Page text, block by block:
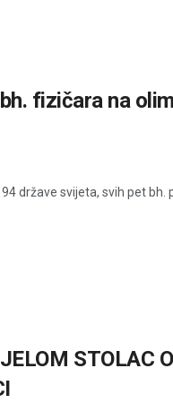
fizičara na
države svijeta, svih pet bh.
STOLAC